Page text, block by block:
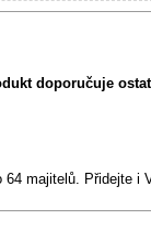
doporučuje
64 majitelů. Přidejte i